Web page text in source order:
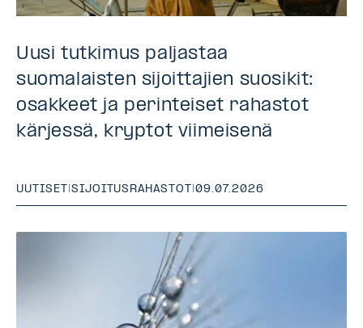
Uusi tutkimus paljastaa
suomalaisten sijoittajien suosikit:
osakkeet ja perinteiset rahastot
kärjessä, kryptot viimeisenä
UUTISET SIJOITUSRAHASTOT |09.07.2026